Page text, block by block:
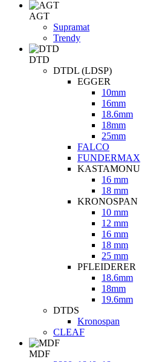
AGT
Supramat
Trendy
DTD
DTDL (LDSP)
EGGER
10mm
16mm
18.6mm
18mm
25mm
FALCO
FUNDERMAX
KASTAMONU
16 mm
18 mm
KRONOSPAN
10 mm
12 mm
16 mm
18 mm
25 mm
PFLEIDERER
18.6mm
18mm
19.6mm
DTDS
Kronospan
CLEAF
MDF